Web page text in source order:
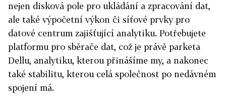
nejen disková pole pro ukládání a zpracování dat,
ale také výpočetní výkon či síťové prvky pro
datové centrum zajišťující analytiku. Potřebujete
platformu pro sběrače dat, což je právě parketa
Dellu, analytiku, kterou přinášíme my, a nakonec
také stabilitu, kterou celá společnost po nedávném
spojení má.